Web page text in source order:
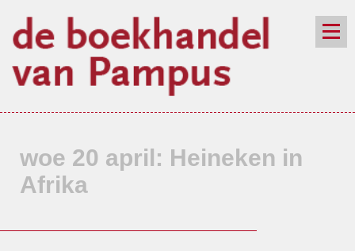
nieuwsbrief
woe 20 april: Heineken in
Afrika